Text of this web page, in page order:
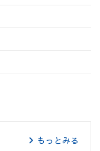
もっとみる